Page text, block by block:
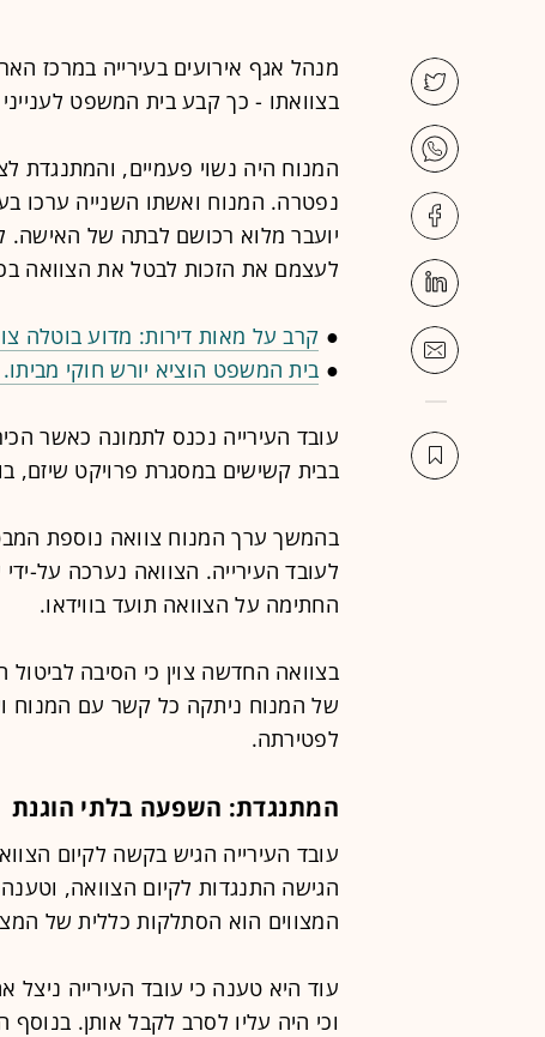
מנהל אגף אירועים בעירייה במרכז
בצוואתו - כך קבע בית המשפט
המנוח היה נשוי פעמיים, והמתנגדת
נפטרה. המנוח ואשתו השנייה ערכו
יועבר מלוא רכושם לבתה של האישה.
לעצמם את הזכות לבטל את הצוואה
● קרב על מאות דירות: מדוע בוטלה
● בית המשפט הוציא יורש חוקי מביתו.
עובד העירייה נכנס לתמונה כאשר
בבית קשישים במסגרת פרויקט שיזם,
בהמשך ערך המנוח צוואה נוספת
לעובד העירייה. הצוואה נערכה על-
החתימה על הצוואה תועד בווידאו.
בצוואה החדשה צוין כי הסיבה
של המנוח ניתקה כל קשר עם
לפטירתה.
המתנגדת: השפעה בלתי הוגנת
עובד העירייה הגיש בקשה לקיום
הגישה התנגדות לקיום הצוואה,
המצווים הוא הסתלקות כללית של
עוד היא טענה כי עובד העירייה ניצל
וכי היה עליו לסרב לקבל אותן.